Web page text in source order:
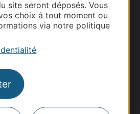
site seront déposés. Vous
choix à tout moment ou
via notre politique
lettre d'information
pour recevoir des
de visites et de sorties.